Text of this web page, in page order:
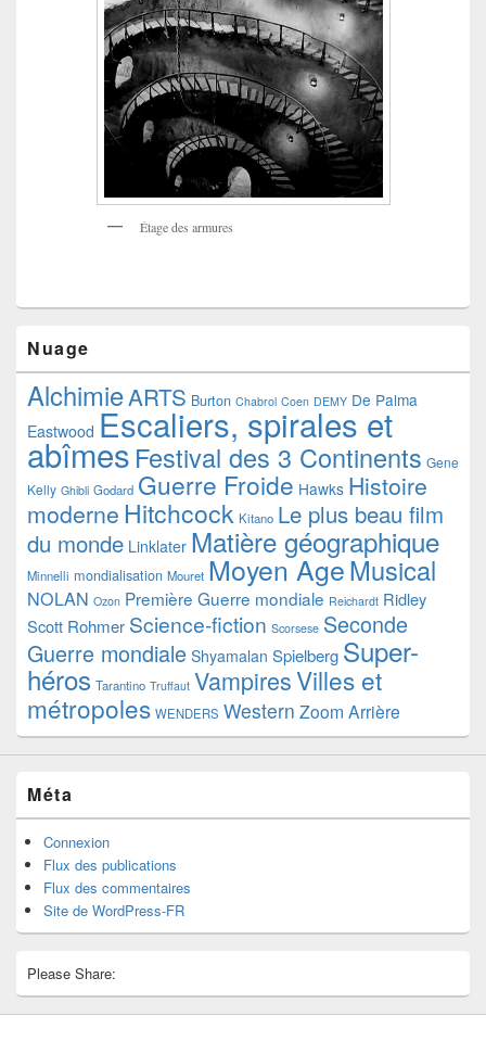
Étage des armures
Nuage
AlchimieARTS Burton Chabrol Coen DEMY De Palma
Eastwood Escaliers, spirales et
abîmes Festival des 3 Continents Gene
Kelly Ghibli Godard Guerre Froide Hawks Histoire
moderne Hitchcock Kitano Le plus beau film
du monde Linklater Matière géographique
Minnelli mondialisation Mouret Moyen AgeMusical
NOLAN Ozon Première Guerre mondiale Reichardt Ridley
Scott Rohmer Science-fiction Scorsese Seconde
Guerre mondiale Shyamalan Spielberg Super-
héros Tarantino Truffaut VampiresVilles et
métropoles WENDERS Western Zoom Arrière
Méta
Connexion
Flux des publications
Flux des commentaires
Site de WordPress-FR
Please Share: